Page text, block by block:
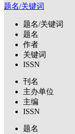
题名/关键词
题名/关键词
题名
作者
关键词
ISSN
刊名
主办单位
主编
ISSN
题名